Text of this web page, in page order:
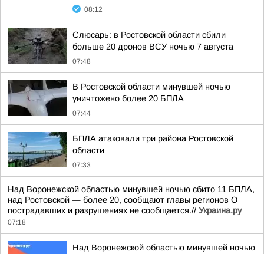
08:12
Слюсарь: в Ростовской области сбили
больше 20 дронов ВСУ ночью 7 августа
07:48
В Ростовской области минувшей ночью
уничтожено более 20 БПЛА
07:44
БПЛА атаковали три района Ростовской
области
07:33
Над Воронежской областью минувшей ночью сбито 11 БПЛА,
над Ростовской — более 20, сообщают главы регионов О
пострадавших и разрушениях не сообщается.// Украина.ру
07:18
Над Воронежской областью минувшей ночью